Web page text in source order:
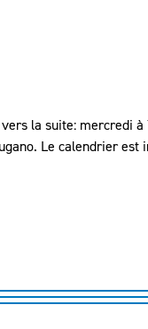
la suite: mercredi
Le calendrier